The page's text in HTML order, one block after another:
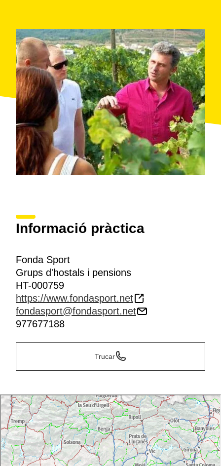
Informació pràctica
Fonda Sport
Grups d'hostals i pensions
HT-000759
https://www.fondasport.net
fondasport@fondasport.net
977677188
Trucar